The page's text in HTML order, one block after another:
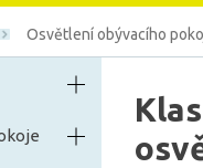
Osvětlení obývacího